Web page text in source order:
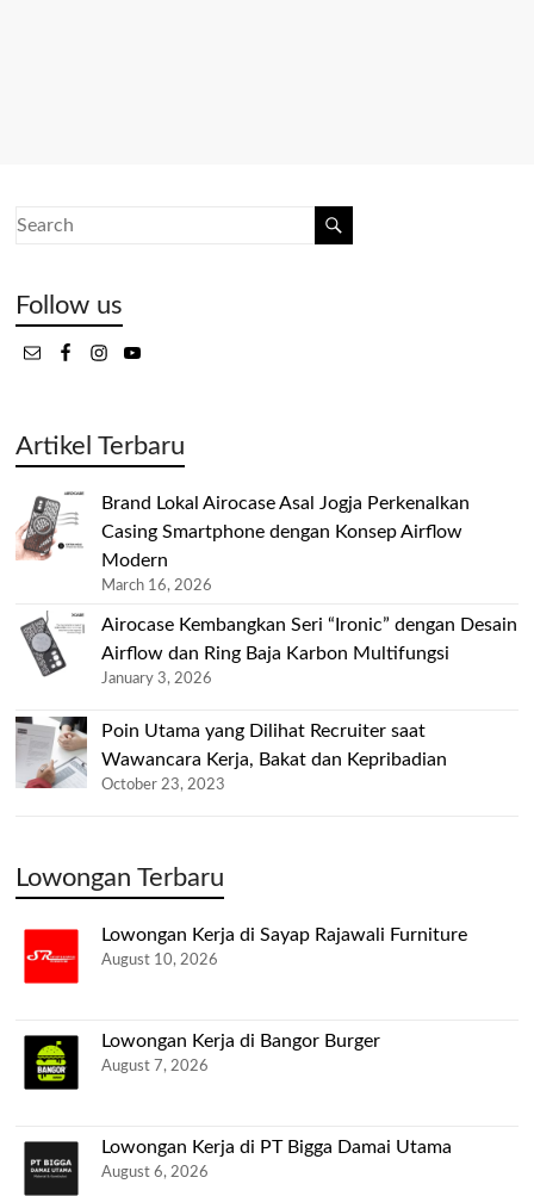
Follow us
Artikel Terbaru
Brand Lokal Airocase Asal Jogja Perkenalkan
Casing Smartphone dengan Konsep Airflow
Modern
March 16, 2026
Airocase Kembangkan Seri “Ironic” dengan Desain
Airflow dan Ring Baja Karbon Multifungsi
January 3, 2026
Poin Utama yang Dilihat Recruiter saat
Wawancara Kerja, Bakat dan Kepribadian
October 23, 2023
Lowongan Terbaru
Lowongan Kerja di Sayap Rajawali Furniture
August 10, 2026
Lowongan Kerja di Bangor Burger
August 7, 2026
Lowongan Kerja di PT Bigga Damai Utama
August 6, 2026